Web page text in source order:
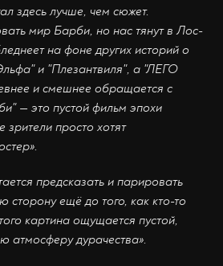
здесь лучше, чем сюжет.
мир Барби, но нас тянут в Лос-
на фоне других историй о
и "Плезантвиля", а "ЛЕГО
и смешнее обращается с
— это пустой фильм эпохи
зрители просто хотят
предсказать и парировать
сторону ещё до того, как кто-то
картина ощущается пустой,
атмосферу дурачества».